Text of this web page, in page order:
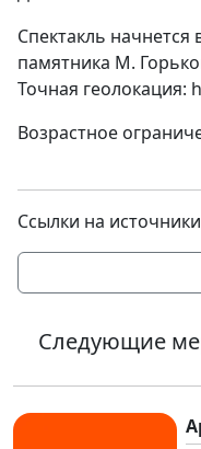
Спектакль начнется
памятника М.
Точная геолокация:
Возрастное
Ссылки на
Следующие